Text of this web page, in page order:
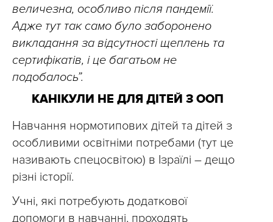
величезна, особливо після пандемії.
Адже тут так само було заборонено
викладання за відсутності щеплень та
сертифікатів, і це багатьом не
подобалось”.
КАНІКУЛИ НЕ ДЛЯ ДІТЕЙ З ООП
Навчання нормотипових дітей та дітей з
особливими освітніми потребами (тут це
називають спецосвітою) в Ізраїлі – дещо
різні історії.
Учні, які потребують додаткової
допомоги в навчанні, проходять